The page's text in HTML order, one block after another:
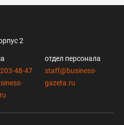
2
48-47
отдел персонала
staff@business-
gazeta.ru